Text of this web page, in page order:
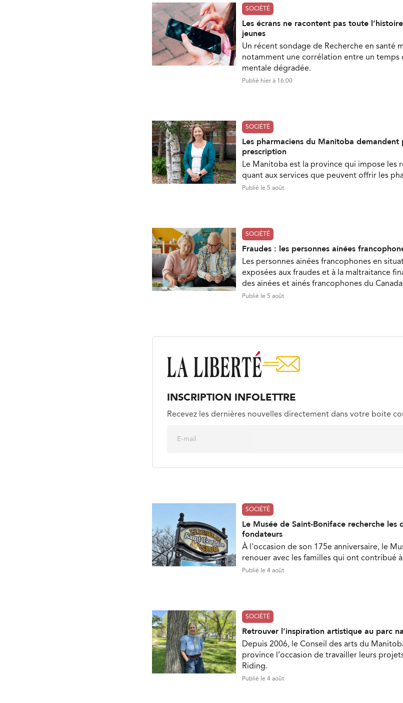
SOCIÉTÉ
Les écrans ne racontent pas toute
jeunes
Un récent sondage de Recherche en santé
notamment une corrélation entre un temps
mentale dégradée.
Publié hier à 16:00
SOCIÉTÉ
Les pharmaciens du Manitoba
prescription
Le Manitoba est la province qui impose les
quant aux services que peuvent offrir les
Publié le 5 août
SOCIÉTÉ
Fraudes : les personnes ainées
Les personnes ainées francophones en
exposées aux fraudes et à la maltraitance
des ainées et ainés francophones du
Publié le 5 août
INSCRIPTION INFOLETTRE
Recevez les dernières nouvelles directement dans votre boite
SOCIÉTÉ
Le Musée de Saint-Boniface recherche les
fondateurs
À l'occasion de son 175e anniversaire, le
renouer avec les familles qui ont contribué
Publié le 4 août
SOCIÉTÉ
Retrouver l’inspiration artistique au parc
Depuis 2006, le Conseil des arts du
province l’occasion de travailler leurs
Riding.
Publié le 4 août